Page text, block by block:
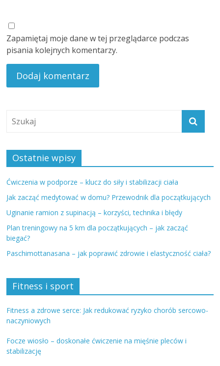
Zapamiętaj moje dane w tej przeglądarce podczas
pisania kolejnych komentarzy.
Ostatnie wpisy
Ćwiczenia w podporze – klucz do siły i stabilizacji ciała
Jak zacząć medytować w domu? Przewodnik dla początkujących
Uginanie ramion z supinacją – korzyści, technika i błędy
Plan treningowy na 5 km dla początkujących – jak zacząć
biegać?
Paschimottanasana – jak poprawić zdrowie i elastyczność ciała?
Fitness i sport
Fitness a zdrowe serce: Jak redukować ryzyko chorób sercowo-
naczyniowych
Focze wiosło – doskonałe ćwiczenie na mięśnie pleców i
stabilizację